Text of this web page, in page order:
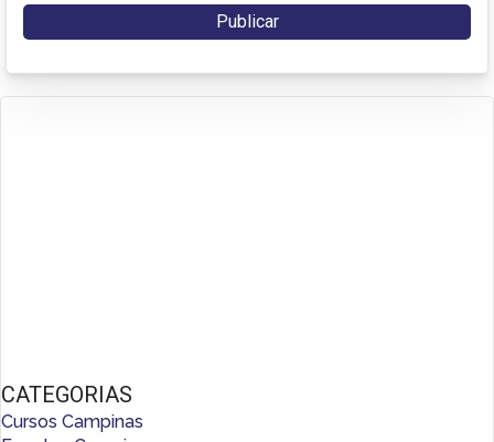
CATEGORIAS
Cursos Campinas